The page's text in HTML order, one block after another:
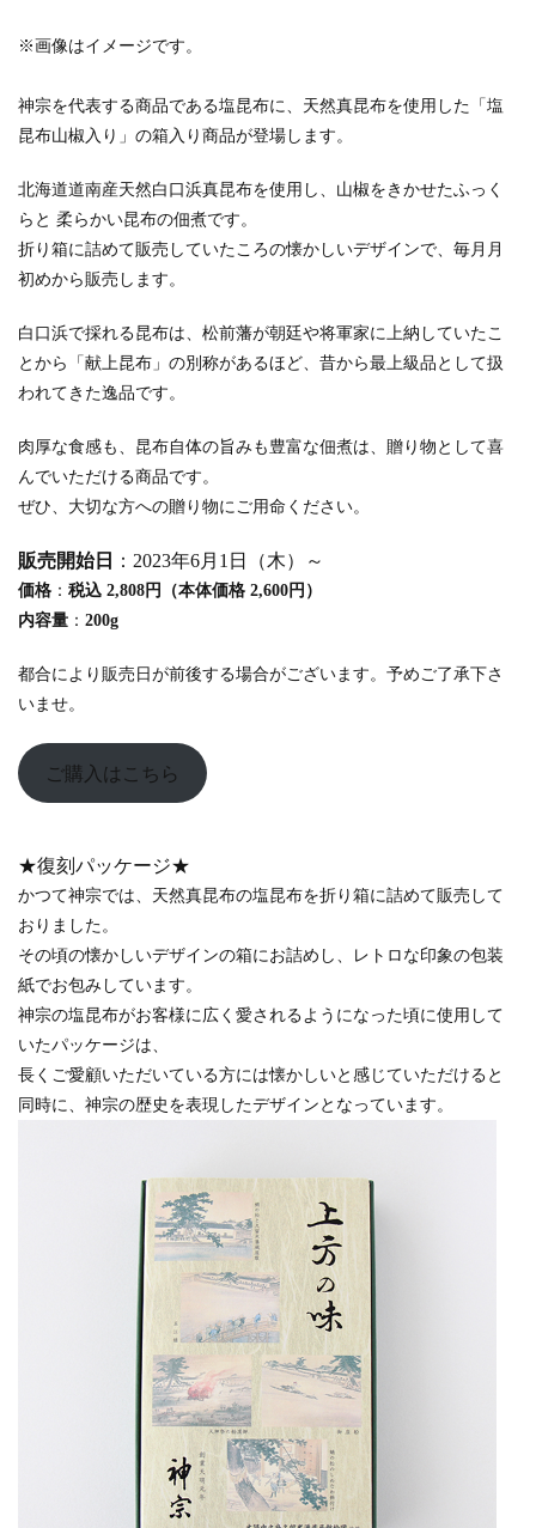
※画像はイメージです。
神宗を代表する商品である塩昆布に、天然真昆布を使用した「塩
昆布山椒入り」の箱入り商品が登場します。
北海道道南産天然白口浜真昆布を使用し、山椒をきかせたふっく
らと 柔らかい昆布の佃煮です。
折り箱に詰めて販売していたころの懐かしいデザインで、毎月月
初めから販売します。
白口浜で採れる昆布は、松前藩が朝廷や将軍家に上納していたこ
とから「献上昆布」の別称があるほど、昔から最上級品として扱
われてきた逸品です。
肉厚な食感も、昆布自体の旨みも豊富な佃煮は、贈り物として喜
んでいただける商品です。
ぜひ、大切な方への贈り物にご用命ください。
販売開始日 ：2023年6月1日（木）～
価格 ： 税込 2,808円（本体価格 2,600円）
内容量 ： 200g
都合により販売日が前後する場合がございます。予めご了承下さ
いませ。
ご購入はこちら
★復刻パッケージ★
かつて神宗では、天然真昆布の塩昆布を折り箱に詰めて販売して
おりました。
その頃の懐かしいデザインの箱にお詰めし、レトロな印象の包装
紙でお包みしています。
神宗の塩昆布がお客様に広く愛されるようになった頃に使用して
いたパッケージは、
長くご愛顧いただいている方には懐かしいと感じていただけると
同時に、神宗の歴史を表現したデザインとなっています。